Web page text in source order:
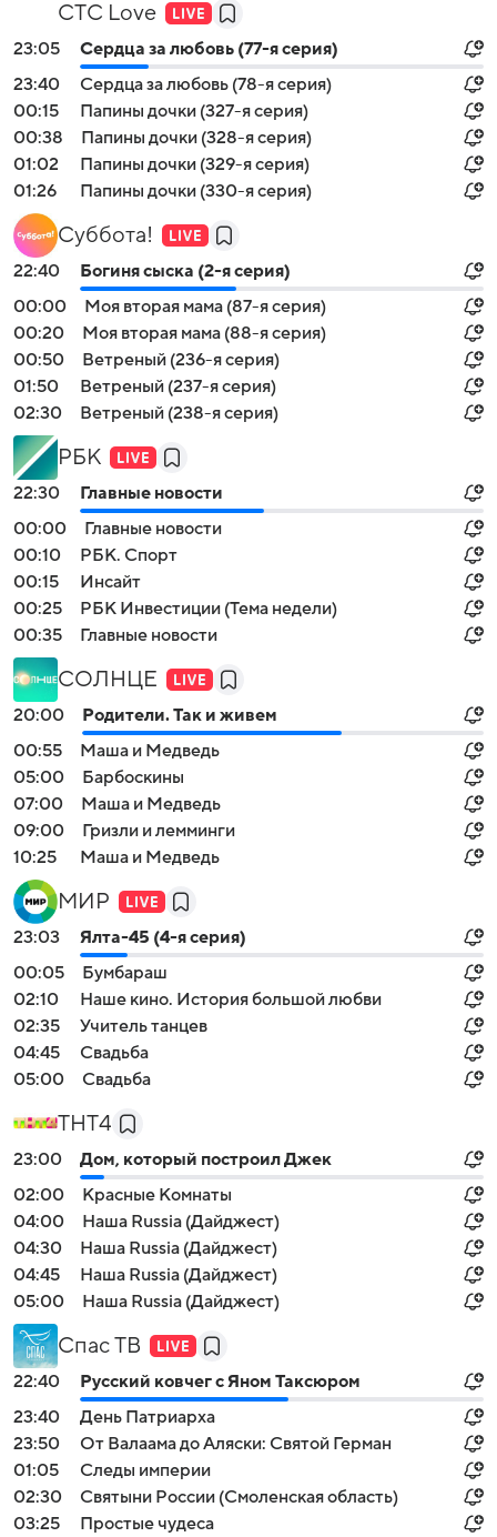
СТС Love
23:05
Сердца за любовь (77-я серия)
23:40
Сердца за любовь (78-я серия)
00:15
Папины дочки (327-я серия)
00:38
Папины дочки (328-я серия)
01:02
Папины дочки (329-я серия)
01:26
Папины дочки (330-я серия)
Суббота!
22:40
Богиня сыска (2-я серия)
00:00
Моя вторая мама (87-я серия)
00:20
Моя вторая мама (88-я серия)
00:50
Ветреный (236-я серия)
01:50
Ветреный (237-я серия)
02:30
Ветреный (238-я серия)
РБК
22:30
Главные новости
00:00
Главные новости
00:10
РБК. Спорт
00:15
Инсайт
00:25
РБК Инвестиции (Тема недели)
00:35
Главные новости
СОЛНЦЕ
20:00
Родители. Так и живем
00:55
Маша и Медведь
05:00
Барбоскины
07:00
Маша и Медведь
09:00
Гризли и лемминги
10:25
Маша и Медведь
МИР
23:03
Ялта-45 (4-я серия)
00:05
Бумбараш
02:10
Наше кино. История большой любви
02:35
Учитель танцев
04:45
Свадьба
05:00
Свадьба
ТНТ4
23:00
Дом, который построил Джек
02:00
Красные Комнаты
04:00
Наша Russia (Дайджест)
04:30
Наша Russia (Дайджест)
04:45
Наша Russia (Дайджест)
05:00
Наша Russia (Дайджест)
Спас ТВ
22:40
Русский ковчег с Яном Таксюром
23:40
День Патриарха
23:50
От Валаама до Аляски: Святой Герман
01:05
Следы империи
02:30
Святыни России (Смоленская область)
03:25
Простые чудеса